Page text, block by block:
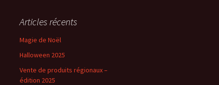
Articles récents
Magie de Noël
Halloween 2025
Vente de produits régionaux –
édition 2025